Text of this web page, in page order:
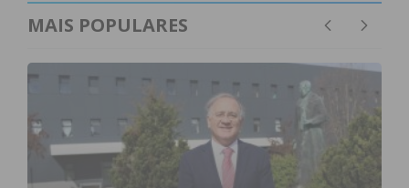
MAIS POPULARES